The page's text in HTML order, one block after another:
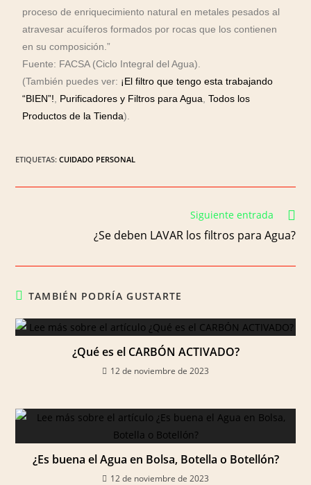
proceso de enriquecimiento natural en metales pesados al
atravesar acuíferos formados por rocas que los contienen
en su composición.”
Fuente: FACSA (Ciclo Integral del Agua).
(También puedes ver: ¡El filtro que tengo esta trabajando
“BIEN”!
Purificadores y Filtros para Agua ,Todos los
Productos de la Tienda).
ETIQUETAS:CUIDADO PERSONAL
Siguiente entrada
¿Se deben LAVAR los filtros para Agua?
TAMBIÉN PODRÍA GUSTARTE
¿Qué es el CARBÓN ACTIVADO?
12 de noviembre de 2023
¿Es buena el Agua en Bolsa, Botella o Botellón?
12 de noviembre de 2023